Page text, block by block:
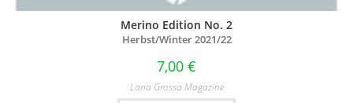
Merino Edition No. 2
Herbst/Winter 2021/22
7,00 €
Lana Grossa Magazine